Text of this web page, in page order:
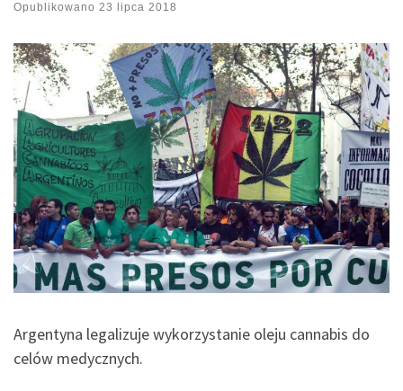
Opublikowano 23 lipca 2018
Argentyna legalizuje wykorzystanie oleju cannabis do
celów medycznych.